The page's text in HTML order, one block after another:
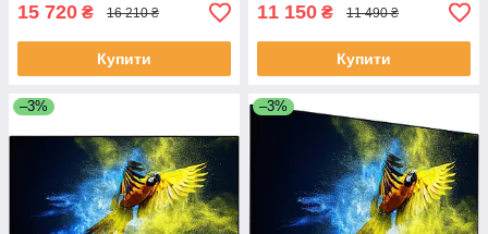
15 720 ₴ 16 210 ₴
Купити
11 150 ₴ 11 490 ₴
Купити
–3% –3%